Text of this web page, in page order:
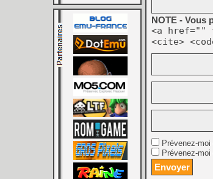
NOTE - Vous
<a href=""
<cite>
Prévenez-
Prévenez-